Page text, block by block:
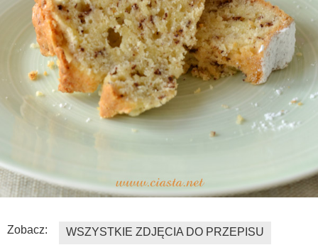
Zobacz: WSZYSTKIE ZDJĘCIA DO PRZEPISU